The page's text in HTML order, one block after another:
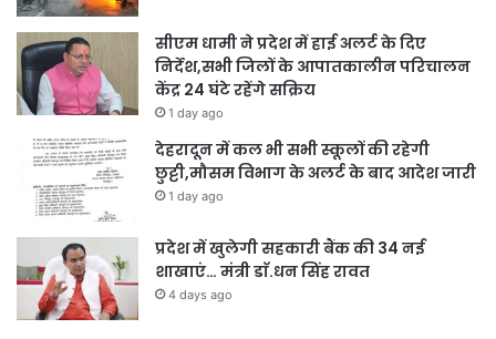
सीएम धामी ने प्रदेश में हाई अलर्ट के दिए
निर्देश,सभी जिलों के आपातकालीन परिचालन
केंद्र 24 घंटे रहेंगे सक्रिय
1 day ago
देहरादून में कल भी सभी स्कूलों की रहेगी
छुट्टी,मौसम विभाग के अलर्ट के बाद आदेश जारी
1 day ago
प्रदेश में खुलेगी सहकारी बैंक की 34 नई
शाखाएं… मंत्री डाॅ.धन सिंह रावत
4 days ago